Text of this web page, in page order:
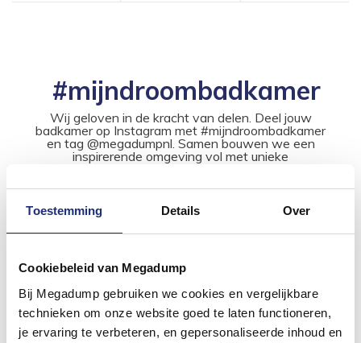
Toestemming Details Over
Cookiebeleid van Megadump
Bij Megadump gebruiken we cookies en vergelijkbare
technieken om onze website goed te laten functioneren,
je ervaring te verbeteren, en gepersonaliseerde inhoud en
#mijndroombadkamer
Wij geloven in de kracht van delen. Deel jouw
badkamer op Instagram met #mijndroombadkamer
en tag @megadumpnl. Samen bouwen we een
inspirerende omgeving vol met unieke